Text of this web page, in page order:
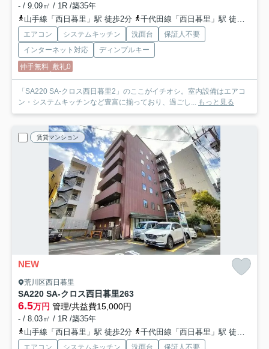
- / 9.09㎡ / 1R /築35年
山手線「西日暮里」駅 徒歩2分
千代田線「西日暮里」駅 徒歩2分
エアコン システムキッチン 洗面台
保証人不要
インターネット対応
ディンプルキー
仲手無料 敷礼0
「SA220 SA-クロス西日暮里2」のここがイチオシ。室内設備はエアコ
ン・システムキッチンなど豊富に揃っており、過ごし... もっと見る
賃貸マンション
NEW
荒川区西日暮里
SA220 SA-クロス西日暮里263
6.5万円 管理/共益費15,000円
- / 8.03㎡ / 1R /築35年
山手線「西日暮里」駅 徒歩2分
千代田線「西日暮里」駅 徒歩2分